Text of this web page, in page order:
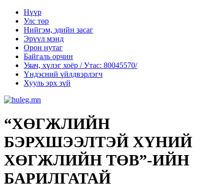
Нүүр
Улс төр
Нийгэм, эдийн засаг
Эрүүл мэнд
Орон нутаг
Байгаль орчин
Уяач, хүлэг хоёр / Утас: 80045570/
Үндэсний үйлдвэрлэгч
Хууль эрх зүй
“ХӨГЖЛИЙН
БЭРХШЭЭЛТЭЙ ХҮНИЙ
ХӨГЖЛИЙН ТӨВ”-ИЙН
БАРИЛГАТАЙ